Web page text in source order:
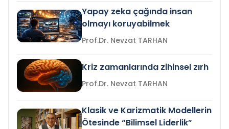
Yapay zeka çağında insan
olmayı koruyabilmek
Prof.Dr. Nevzat TARHAN
Kriz zamanlarında zihinsel zırh
Prof.Dr. Nevzat TARHAN
Klasik ve Karizmatik Modellerin
Ötesinde “Bilimsel Liderlik”